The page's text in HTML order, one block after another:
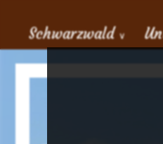
Schwarzwald ∨